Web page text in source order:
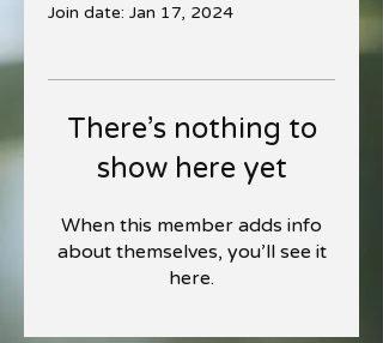
Join date: Jan 17, 2024
There’s nothing to
show here yet
When this member adds info
about themselves, you’ll see it
here.